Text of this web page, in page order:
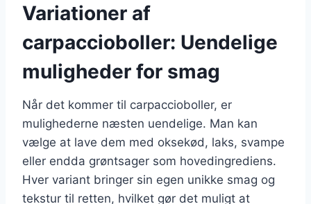
Variationer af
carpaccioboller: Uendelige
muligheder for smag
Når det kommer til carpaccioboller, er
mulighederne næsten uendelige. Man kan
vælge at lave dem med oksekød, laks, svampe
eller endda grøntsager som hovedingrediens.
Hver variant bringer sin egen unikke smag og
tekstur til retten, hvilket gør det muligt at